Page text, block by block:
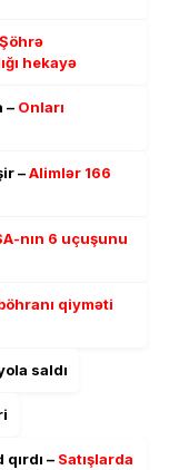
Şöhrə
hekayə
– Onları
–Alimlər 166
nın 6 uçuşunu
qiyməti
saldı
– Satışlarda